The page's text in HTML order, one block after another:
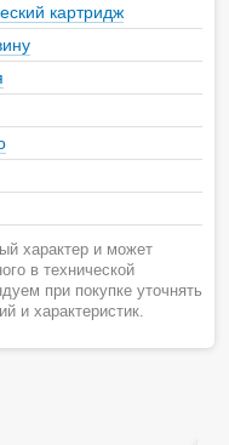
картридж
характер и может
в технической
при покупке уточнять
и характеристик.